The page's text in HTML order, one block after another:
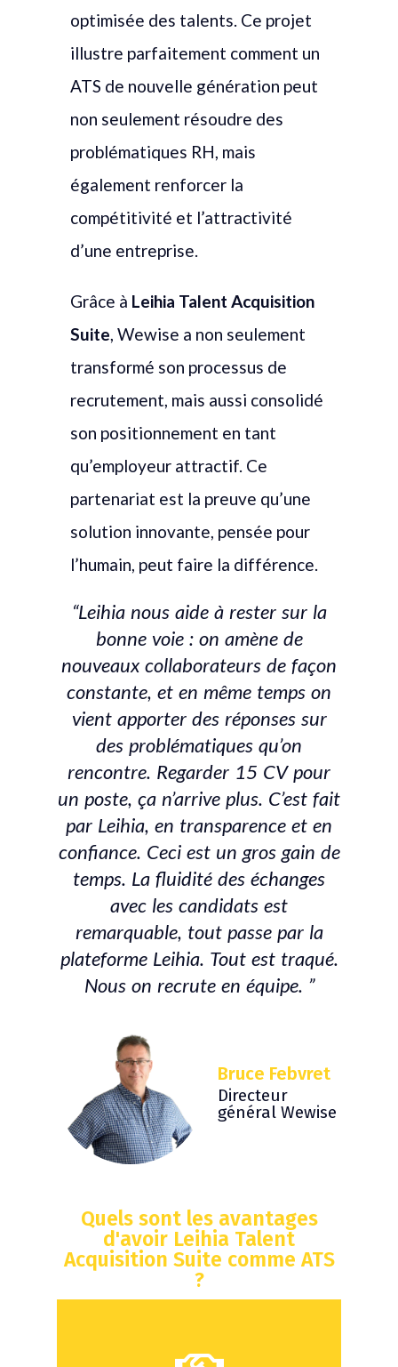
optimisée des talents. Ce projet
illustre parfaitement comment un
ATS de nouvelle génération peut
non seulement résoudre des
problématiques RH, mais
également renforcer la
compétitivité et l’attractivité
d’une entreprise.
Grâce à Leihia Talent Acquisition
Suite, Wewise a non seulement
transformé son processus de
recrutement, mais aussi consolidé
son positionnement en tant
qu’employeur attractif. Ce
partenariat est la preuve qu’une
solution innovante, pensée pour
l’humain, peut faire la différence.
“Leihia nous aide à rester sur la
bonne voie : on amène de
nouveaux collaborateurs de façon
constante, et en même temps on
vient apporter des réponses sur
des problématiques qu’on
rencontre. Regarder 15 CV pour
un poste, ça n’arrive plus. C’est fait
par Leihia, en transparence et en
confiance. Ceci est un gros gain de
temps. La fluidité des échanges
avec les candidats est
remarquable, tout passe par la
plateforme Leihia. Tout est traqué.
Nous on recrute en équipe. ”
Bruce Febvret
Directeur
général Wewise
Quels sont les avantages
d'avoir Leihia Talent
Acquisition Suite comme ATS
?